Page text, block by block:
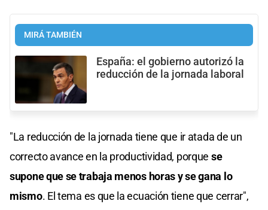
MIRÁ TAMBIÉN
España: el gobierno autorizó la
reducción de la jornada laboral
"La reducción de la jornada tiene que ir atada de un
correcto avance en la productividad, porque se
supone que se trabaja menos horas y se gana lo
mismo. El tema es que la ecuación tiene que cerrar",